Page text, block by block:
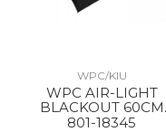
WPC/KIU
WPC AIR-LIGHT
BLACKOUT 60CM
FOLDING PARASOL
801-18345